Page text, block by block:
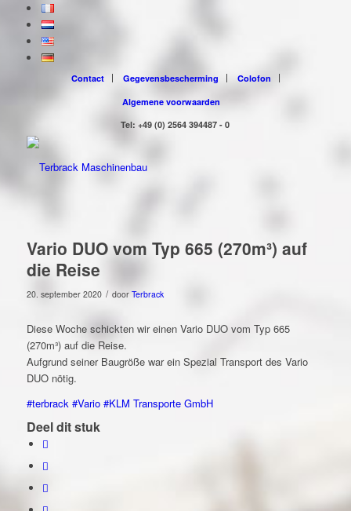
Contact Gegevensbescherming
Colofon
Algemene voorwaarden
Tel: +49 (0) 2564 394487 - 0
Vario DUO vom Typ 665 (270m³) auf
die Reise
20. september 2020 / door Terbrack
Diese Woche schickten wir einen Vario DUO vom Typ 665
(270m³) auf die Reise.
Aufgrund seiner Baugröße war ein Spezial Transport des Vario
DUO nötig.
#terbrack #Vario #KLM Transporte GmbH
Deel dit stuk